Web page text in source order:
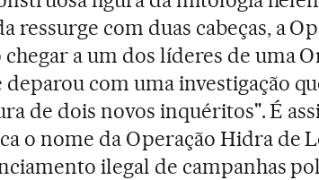
ressurge com duas cabeças, a
a um dos líderes de uma
deparou com uma investigação
de dois novos inquéritos". É
o nome da Operação Hidra de
ilegal de campanhas